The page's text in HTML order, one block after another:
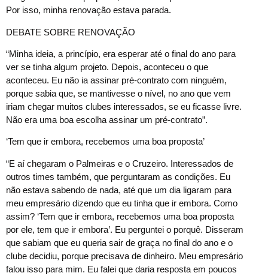
Por isso, minha renovação estava parada.
DEBATE SOBRE RENOVAÇÃO
“Minha ideia, a princípio, era esperar até o final do ano para
ver se tinha algum projeto. Depois, aconteceu o que
aconteceu. Eu não ia assinar pré-contrato com ninguém,
porque sabia que, se mantivesse o nível, no ano que vem
iriam chegar muitos clubes interessados, se eu ficasse livre.
Não era uma boa escolha assinar um pré-contrato”.
‘Tem que ir embora, recebemos uma boa proposta’
“E aí chegaram o Palmeiras e o Cruzeiro. Interessados de
outros times também, que perguntaram as condições. Eu
não estava sabendo de nada, até que um dia ligaram para
meu empresário dizendo que eu tinha que ir embora. Como
assim? ‘Tem que ir embora, recebemos uma boa proposta
por ele, tem que ir embora’. Eu perguntei o porquê. Disseram
que sabiam que eu queria sair de graça no final do ano e o
clube decidiu, porque precisava de dinheiro. Meu empresário
falou isso para mim. Eu falei que daria resposta em poucos